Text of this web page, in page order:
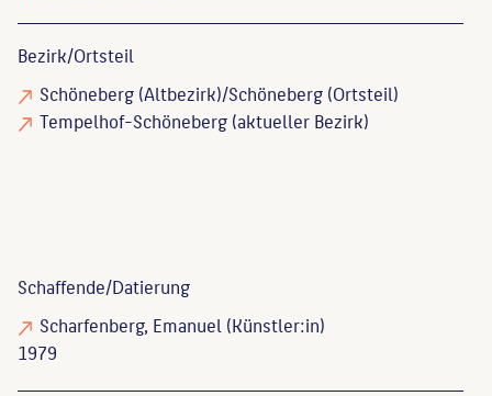
Bezirk/Ortsteil
Schöneberg (Altbezirk)/Schöneberg (Ortsteil)
Tempelhof-Schöneberg (aktueller Bezirk)
Schaffende/Datierung
Scharfenberg, Emanuel(Künstler:in)
1979